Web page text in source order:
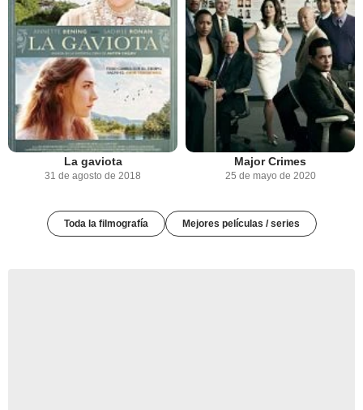
La gaviota
31 de agosto de 2018
Major Crimes
25 de mayo de 2020
Toda la filmografía Mejores películas / series